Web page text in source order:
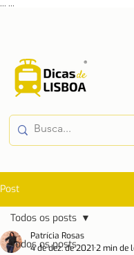
Post
Todos os posts
Todos os posts
Patrícia Rosas
4 de dez. de 20212 min de